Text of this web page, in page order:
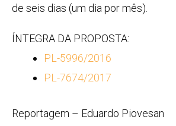
de seis dias (um dia por mês).
ÍNTEGRA DA PROPOSTA:
PL-5996/2016
PL-7674/2017
Reportagem – Eduardo Piovesan